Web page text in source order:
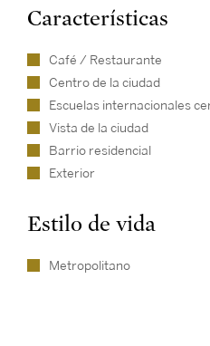
Características
Café / Restaurante
Centro de la ciudad
Escuelas internacionales
Vista de la ciudad
Barrio residencial
Exterior
Estilo de vida
Metropolitano